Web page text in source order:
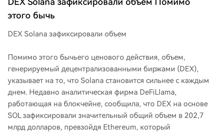
этого бычь
DEX Solana зафиксировали объем
Помимо этого бычьего ценового действия, объем,
генерируемый децентрализованными биржами (DEX),
указывает на то, что Solana становится сильнее с каждым
днем. Недавно аналитическая фирма DeFiLlama,
работающая на блокчейне, сообщила, что DEX на основе
SOL зафиксировали значительный общий объем в 202,7
млрд долларов, превзойдя Ethereum, который